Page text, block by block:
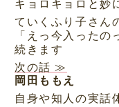
キョロキョロと妙
ていくふり子さん
「えっ今入ったの
続きます
次の話 ≫
岡田ももえ
自身や知人の実話